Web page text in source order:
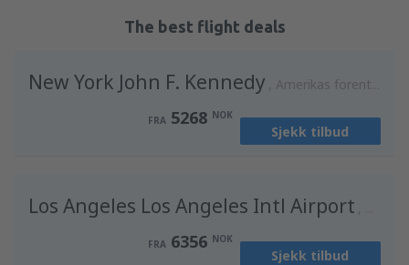
The best flight deals
New York John F. Kennedy Amerikas forente stater
FRA 5268 NOK
Sjekk tilbud
Los Angeles Los Angeles Intl Airport
FRA 6356 NOK
Sjekk tilbud